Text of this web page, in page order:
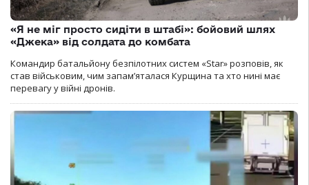
«Я не міг просто сидіти в штабі»: бойовий шлях
«Джека» від солдата до комбата
Командир батальйону безпілотних систем «Star» розповів, як
став військовим, чим запам’яталася Курщина та хто нині має
перевагу у війні дронів.